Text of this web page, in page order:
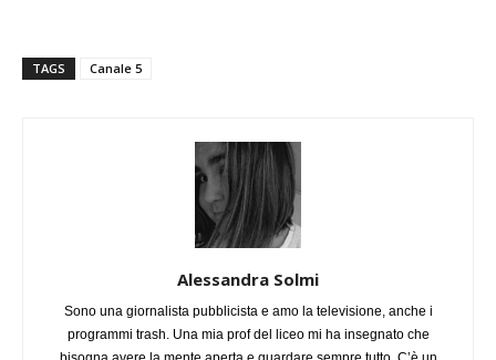
TAGS Canale 5
Alessandra Solmi
Sono una giornalista pubblicista e amo la televisione, anche i
programmi trash. Una mia prof del liceo mi ha insegnato che